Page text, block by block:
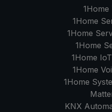
1Home
1Home
1Home
1Home
1Home
1Home
1Home
KNX